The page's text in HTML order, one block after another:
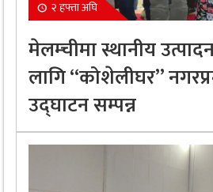
२ हफ्ता अघि
मेलम्चीमा स्थानीय उत्पादन
लागि “कोशेलीघर”
उद्घाटन सम्पन्न